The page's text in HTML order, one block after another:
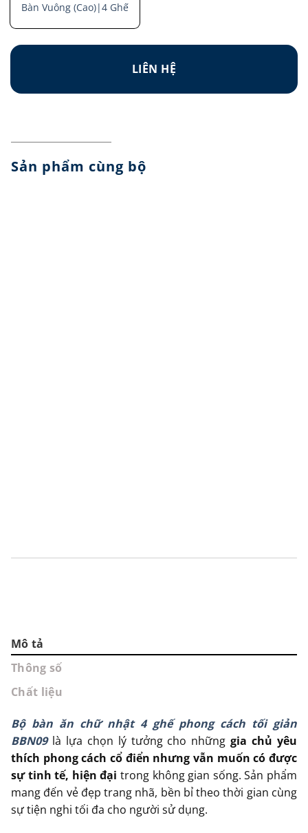
Bàn Vuông (Cao)|4 Ghế
LIÊN HỆ
Sản phẩm cùng bộ
Mô tả
Thông số
Chất liệu
Bộ bàn ăn chữ nhật 4 ghế phong cách tối giản
BBN09là lựa chọn lý tưởng cho nhữnggia chủ yêu
thích phong cách cổ điển nhưng vẫn muốn có được
sự tinh tế, hiện đại trong không gian sống. Sản phẩm
mang đến vẻ đẹp trang nhã, bền bỉ theo thời gian cùng
sự tiện nghi tối đa cho người sử dụng.